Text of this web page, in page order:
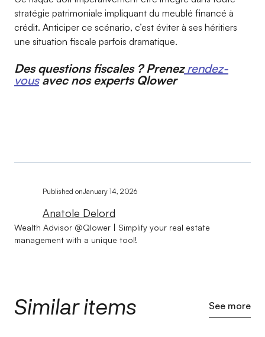
stratégie patrimoniale impliquant du meublé financé à
crédit. Anticiper ce scénario, c’est éviter à ses héritiers
une situation fiscale parfois dramatique.
Des questions fiscales ? Prenezrendez-
vousavec nos experts Qlower
Published onJanuary 14, 2026
Anatole Delord
Wealth Advisor @Qlower | Simplify your real estate
management with a unique tool!
Similar items See more